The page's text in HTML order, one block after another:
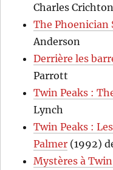
Charles
The Phoenician
Anderson
Derrière les
Parrott
Twin Peaks :
Lynch
Twin Peaks :
Palmer (1992)
Mystères à